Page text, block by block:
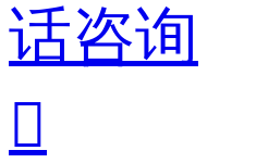
话咨询
